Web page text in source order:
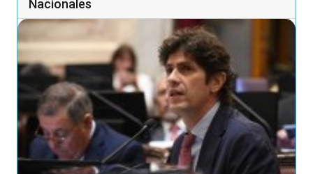
Nacionales